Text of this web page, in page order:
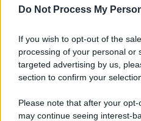
Do Not Process My
If you wish to opt-out of the
processing of your personal or
targeted advertising by us,
section to confirm your
Please note that after your
may continue seeing interest-